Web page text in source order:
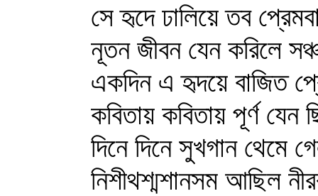
সে হৃদে ঢালিয়ে তব
নূতন জীবন যেন করিলে
একদিন এ হৃদয়ে বাজিত
কবিতায় কবিতায় পূর্ণ যেন
দিনে দিনে সুখগান থেমে
নিশীথশ্মশানসম আছিল